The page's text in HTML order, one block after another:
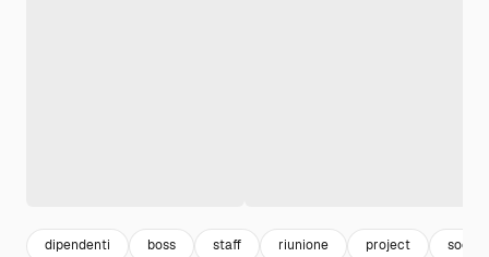
dipendenti boss staff riunione project